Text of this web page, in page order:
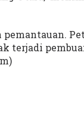
terjadi